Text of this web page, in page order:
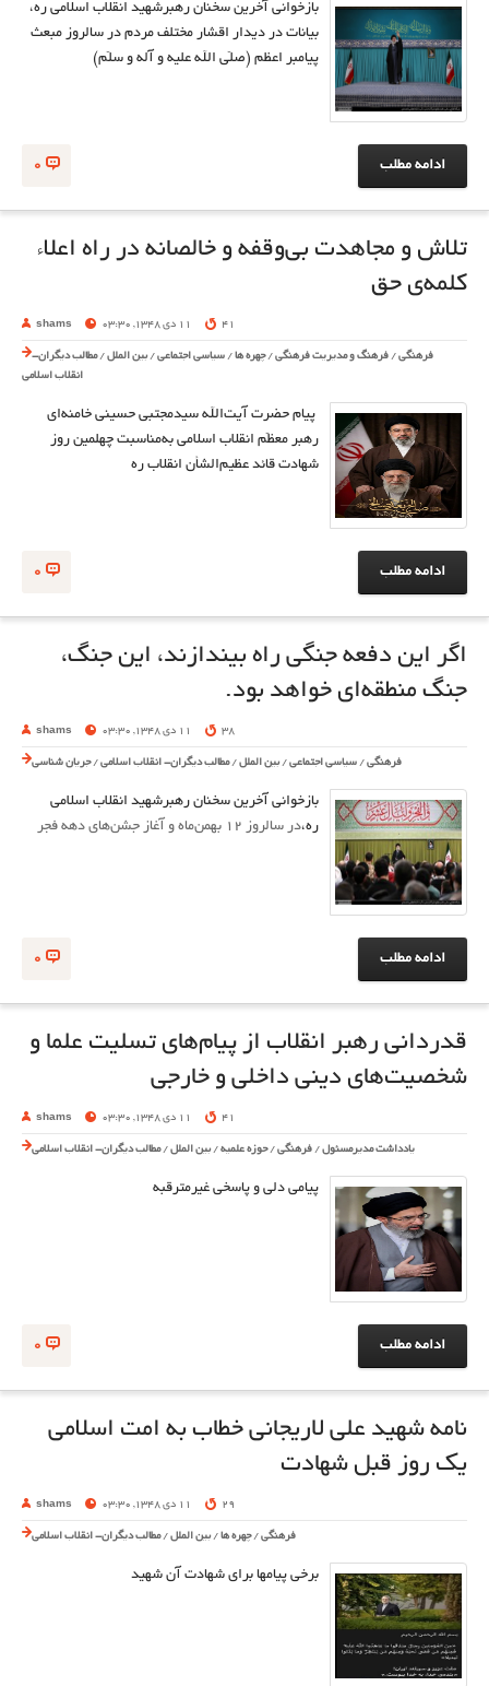
بازخوانی آخرین سخنان رهبرشهید انقلاب اسلامی ره،
بیانات در دیدار اقشار مختلف مردم در سالروز مبعث
پیامبر اعظم (صلّی الله علیه و آله و سلّم)
0 ادامه مطلب
تلاش و مجاهدت بی‌وقفه و خالصانه در راه اعلاء
کلمه‌ی حق
shams 11 دی 1348, 03:30 41
فرهنگی / فرهنگ و مدیریت فرهنگی /چهره ها / سیاسی اجتماعی /بین الملل /مطالب دیگران-
انقلاب اسلامی
پیام حضرت آیت‌الله سیدمجتبی حسینی خامنه‌ای
رهبر معظّم انقلاب اسلامی به‌مناسبت چهلمین روز
شهادت قائد عظیم‌الشأن انقلاب ره
0 ادامه مطلب
اگر این دفعه جنگی راه بیندازند، این جنگ،
جنگ منطقه‌ای خواهد بود.
shams 11 دی 1348, 03:30 38
فرهنگی / سیاسی اجتماعی /بین الملل /مطالب دیگران- انقلاب اسلامی /جریان شناسی
بازخوانی آخرین سخنان رهبرشهید انقلاب اسلامی
ره،در سالروز ۱۲ بهمن‌ماه و آغاز جشن‌های دهه فجر
0 ادامه مطلب
قدردانی رهبر انقلاب از پیام‌های تسلیت علما و
شخصیت‌های دینی داخلی و خارجی
shams 11 دی 1348, 03:30 41
یادداشت مدیرمسئول / فرهنگی /حوزه علمیه /بین الملل /مطالب دیگران- انقلاب اسلامی
پیامی دلی و پاسخی غیرمترقبه
0 ادامه مطلب
نامه شهید علی لاریجانی خطاب به امت اسلامی
یک روز قبل شهادت
shams 11 دی 1348, 03:30 29
فرهنگی /چهره ها /بین الملل /مطالب دیگران- انقلاب اسلامی
برخی پیامها برای شهادت آن شهید